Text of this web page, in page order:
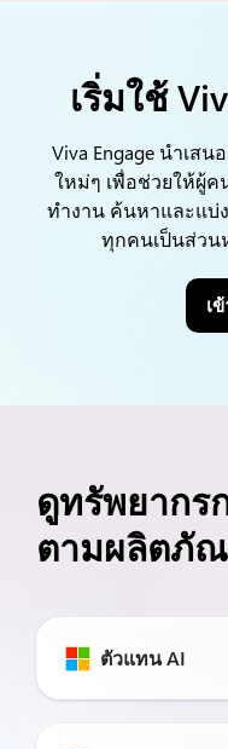
เริ่มใช้
Viva Engage นำเส
ใหม่ๆ เพื่อช่วยให้ผู้
ทำงาน ค้นหาและแบ่
ทุกคนเป็นส่วน
เ
ดูทรัพยากร
ตามผลิตภั
ตัวแทน AI